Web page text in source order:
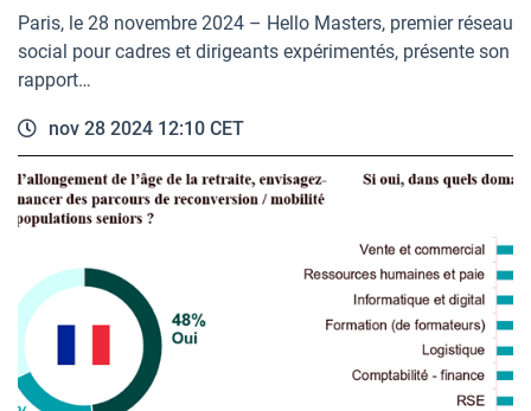
Paris, le 28 novembre 2024 – Hello Masters, premier réseau
social pour cadres et dirigeants expérimentés, présente son
rapport…
nov 28 2024 12:10 CET